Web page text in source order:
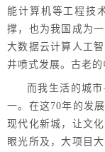
能计算机等工程技
撑，也为我国成为
大数据云计算人工
井喷式发展。古老的
而我生活的城
一。在这70年的发
现代化新城，让文
眼光所及，大项目